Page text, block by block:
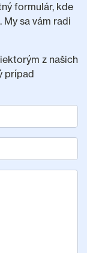
formulár, kde
sa vám radi
z našich
prípad